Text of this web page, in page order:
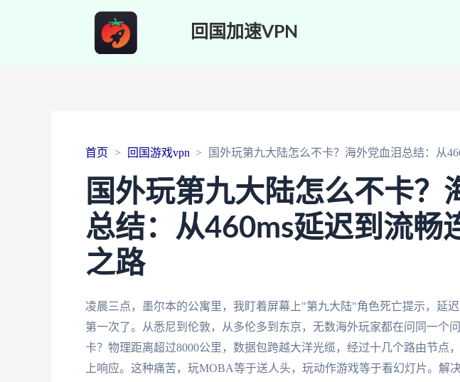
回国加速VPN
首页 回国游戏vpn 国外玩第九大陆怎么不卡？海外党血泪总结：从
国外玩第九大陆怎么不卡？
总结：从460ms延迟到流畅
之路
凌晨三点，墨尔本的公寓里，我盯着屏幕上"第九大陆"角色死亡提示，延
第一次了。从悉尼到伦敦，从多伦多到东京，无数海外玩家都在问同一个
卡？物理距离超过8000公里，数据包跨越大洋光缆，经过十几个路由节点
上响应。这种痛苦，玩MOBA等于送人头，玩动作游戏等于看幻灯片。解